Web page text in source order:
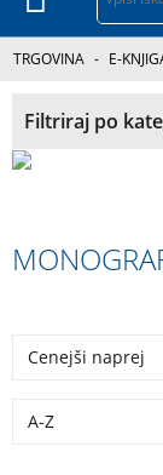
TRGOVINA - E-
Filtriraj po
Cenejši naprej
A-Z